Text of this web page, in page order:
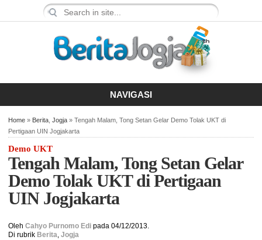
NAVIGASI
Home » Berita ,Jogja » Tengah Malam, Tong Setan Gelar Demo Tolak UKT di
Pertigaan UIN Jogjakarta
Demo UKT
Tengah Malam, Tong Setan Gelar
Demo Tolak UKT di Pertigaan
UIN Jogjakarta
OlehCahyo Purnomo Edi pada 04/12/2013.
Di rubrik Berita ,Jogja